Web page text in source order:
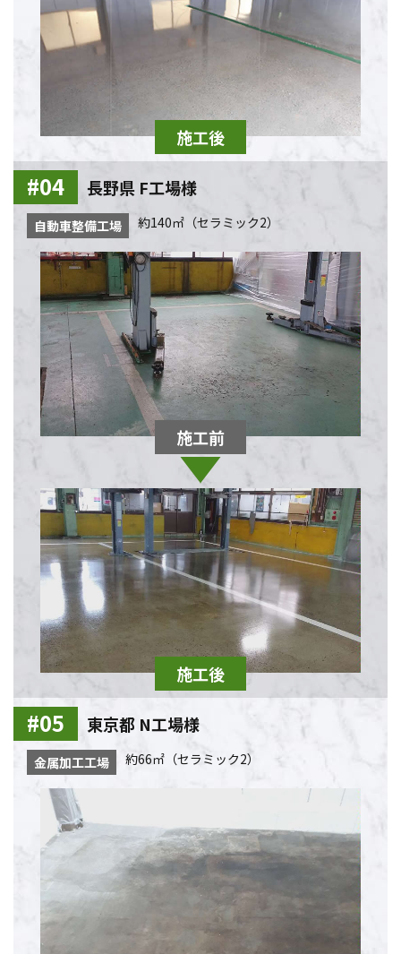
長野県 F工場様
自動車整備工場 約140㎡（セラミック2）
東京都 N工場様
金属加工工場 約66㎡（セラミック2）